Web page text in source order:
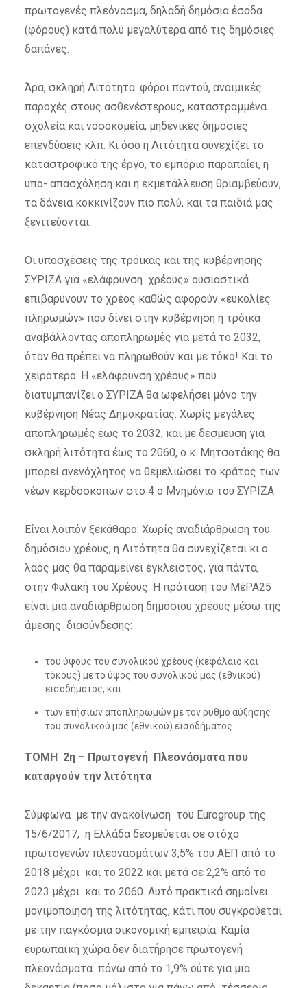
πρωτογενές πλεόνασμα, δηλαδή δημόσια έσοδα
(φόρους) κατά πολύ μεγαλύτερα από τις δημόσιες
δαπάνες.
Άρα, σκληρή Λιτότητα: φόροι παντού, αναιμικές
παροχές στους ασθενέστερους, καταστραμμένα
σχολεία και νοσοκομεία, μηδενικές δημόσιες
επενδύσεις κλπ. Κι όσο η Λιτότητα συνεχίζει το
καταστροφικό της έργο, το εμπόριο παραπαίει, η
υπο- απασχόληση και η εκμετάλλευση θριαμβεύουν,
τα δάνεια κοκκινίζουν πιο πολύ, και τα παιδιά μας
ξενιτεύονται.
Οι υποσχέσεις της τρόικας και της κυβέρνησης
ΣΥΡΙΖΑ για «ελάφρυνση χρέους» ουσιαστικά
επιβαρύνουν το χρέος καθώς αφορούν «ευκολίες
πληρωμών» που δίνει στην κυβέρνηση η τρόικα
αναβάλλοντας αποπληρωμές για μετά το 2032,
όταν θα πρέπει να πληρωθούν και με τόκο! Και το
χειρότερο: Η «ελάφρυνση χρέους» που
διατυμπανίζει ο ΣΥΡΙΖΑ θα ωφελήσει μόνο την
κυβέρνηση Νέας Δημοκρατίας. Χωρίς μεγάλες
αποπληρωμές έως το 2032, και με δέσμευση για
σκληρή λιτότητα έως το 2060, ο κ. Μητσοτάκης θα
μπορεί ανενόχλητος να θεμελιώσει το κράτος των
νέων κερδοσκόπων στο 4 ο Μνημόνιο του ΣΥΡΙΖΑ.
Είναι λοιπόν ξεκάθαρο: Χωρίς αναδιάρθρωση του
δημόσιου χρέους, η Λιτότητα θα συνεχίζεται κι ο
λαός μας θα παραμείνει έγκλειστος, για πάντα,
στην Φυλακή του Χρέους. Η πρόταση του ΜέΡΑ25
είναι μια αναδιάρθρωση δημόσιου χρέους μέσω της
άμεσης διασύνδεσης:
του ύψους του συνολικού χρέους (κεφάλαιο και
τόκους) με το ύψος του συνολικού μας (εθνικού)
εισοδήματος, και
των ετήσιων αποπληρωμών με τον ρυθμό αύξησης
του συνολικού μας (εθνικού) εισοδήματος.
ΤΟΜΗ 2η – Πρωτογενή Πλεονάσματα που
καταργούν την λιτότητα
Σύμφωνα με την ανακοίνωση του Eurogroup της
15/6/2017, η Ελλάδα δεσμεύεται σε στόχο
πρωτογενών πλεονασμάτων 3,5% του ΑΕΠ από το
2018 μέχρι και το 2022 και μετά σε 2,2% από το
2023 μέχρι και το 2060. Αυτό πρακτικά σημαίνει
μονιμοποίηση της λιτότητας, κάτι που συγκρούεται
με την παγκόσμια οικονομική εμπειρία: Καμία
ευρωπαϊκή χώρα δεν διατήρησε πρωτογενή
πλεονάσματα πάνω από το 1,9% ούτε για μια